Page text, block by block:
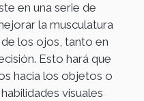
en una serie de
la musculatura
los ojos, tanto en
Esto hará que
hacia los objetos o
visuales